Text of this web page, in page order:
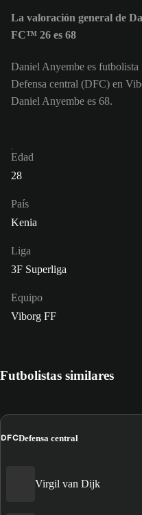
La valoración general de
FC™ 26 es 68
Daniel Anyembe es
Defensa central (DFC) en
Daniel Anyembe es 68.
Edad
28
País
Kenia
Liga
3F Superliga
Equipo
Viborg FF
Futbolistas similares
DFCDefensa central
Virgil van Dijk